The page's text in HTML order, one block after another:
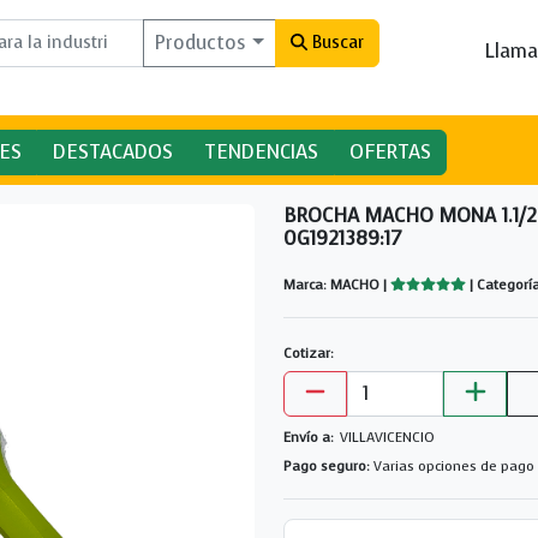
Productos Buscar
DESTACADOS TENDENCIAS OFERTAS
BROCHA MACHO MONA 1.1/2
0G1921389:17
Marca: MACHO | |
Cotizar:
Envío a: VILLAVICENCIO
Pago seguro: Varias opciones de pago